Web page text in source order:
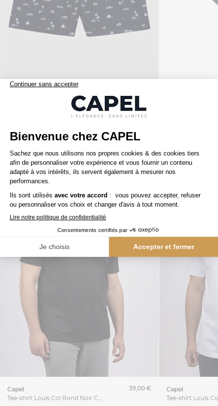
Caleçon Grande Taille Imprimé Marine Derek Rose
75,00 €
Nos clients aiment aussi
5ème offert
capel
39,00 €
5ème offert
capel